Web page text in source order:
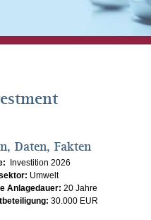
Daten, Fakten
Investition 2026
Umwelt
Anlagedauer: 20 Jahre
30.000 EUR